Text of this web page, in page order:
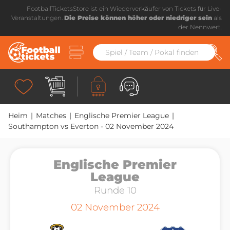
FootballTicketsStore ist ein Wiederverkäufer von Tickets für Live-
Veranstaltungen. Die Preise können höher oder niedriger sein als
der Nennwert.
Heim | Matches | Englische Premier League |
Southampton vs Everton - 02 November 2024
Englische Premier
League
Runde 10
02 November 2024